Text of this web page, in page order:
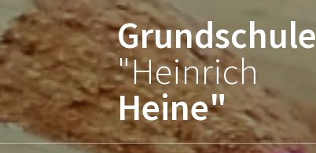
Zum
Inhalt
springen
Grundschule
"Heinrich
Heine"